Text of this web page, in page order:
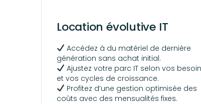
Location évolutive IT
Accédez à du matériel de dernière
génération sans achat initial.
Ajustez votre parc IT selon vos
et vos cycles de croissance.
Profitez d’une gestion optimisée des
coûts avec des mensualités fixes.